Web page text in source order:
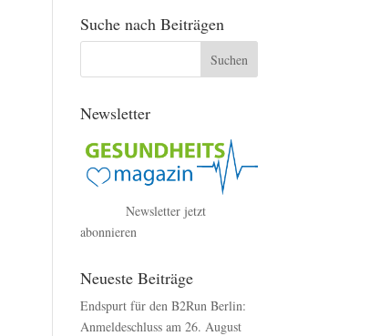
Suche nach Beiträgen
Newsletter
Newsletter jetzt
abonnieren
Neueste Beiträge
Endspurt für den B2Run Berlin:
Anmeldeschluss am 26. August